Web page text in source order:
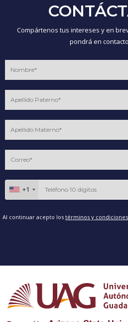
Compártenos tus intereses y en
pondrá en
+1
Al continuar acepto los términos y condiciones